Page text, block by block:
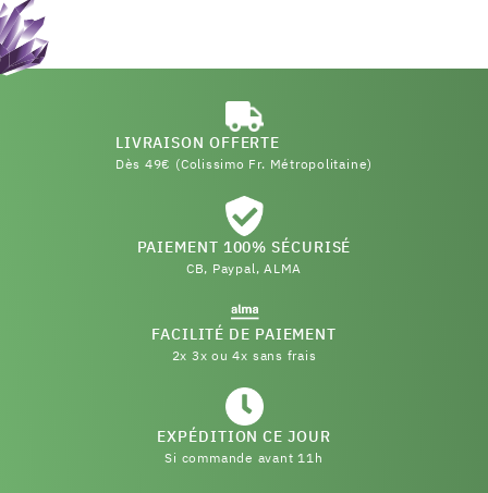
LIVRAISON OFFERTE
Dès 49€ (Colissimo Fr. Métropolitaine)
PAIEMENT 100% SÉCURISÉ
CB, Paypal, ALMA
FACILITÉ DE PAIEMENT
2x 3x ou 4x sans frais
EXPÉDITION CE JOUR
Si commande avant 11h